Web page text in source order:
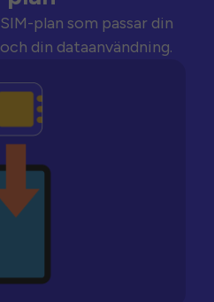
plan som passar din
din dataanvändning.